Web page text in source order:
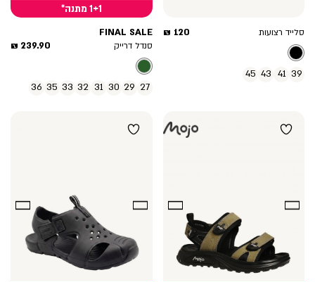
סלייד רצועות
מחיר
120 ₪
39
41
43
45
1+1 מתנה*
FINAL SALE
סנדל דרייק
מחיר
239.90 ₪
27
29
30
31
32
33
35
36